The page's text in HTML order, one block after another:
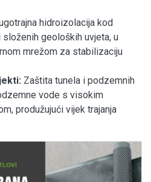
hidroizolacija kod
geoloških uvjeta, u
mrežom za stabilizaciju
Zaštita tunela i podzemnih
vode s visokim
produžujući vijek trajanja